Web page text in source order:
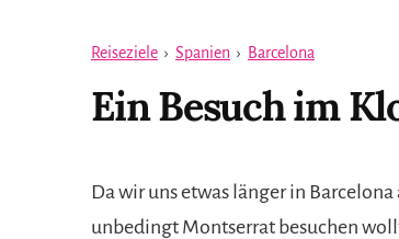
Reiseziele › Spanien › Barcelona
Ein Besuch im
Da wir uns etwas länger in
unbedingt Montserrat besuchen